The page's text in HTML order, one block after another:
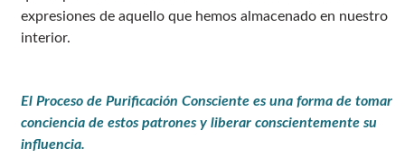
expresiones de aquello que hemos almacenado en nuestro
interior.
El Proceso de Purificación Consciente es una forma de tomar
conciencia de estos patrones y liberar conscientemente su
influencia.